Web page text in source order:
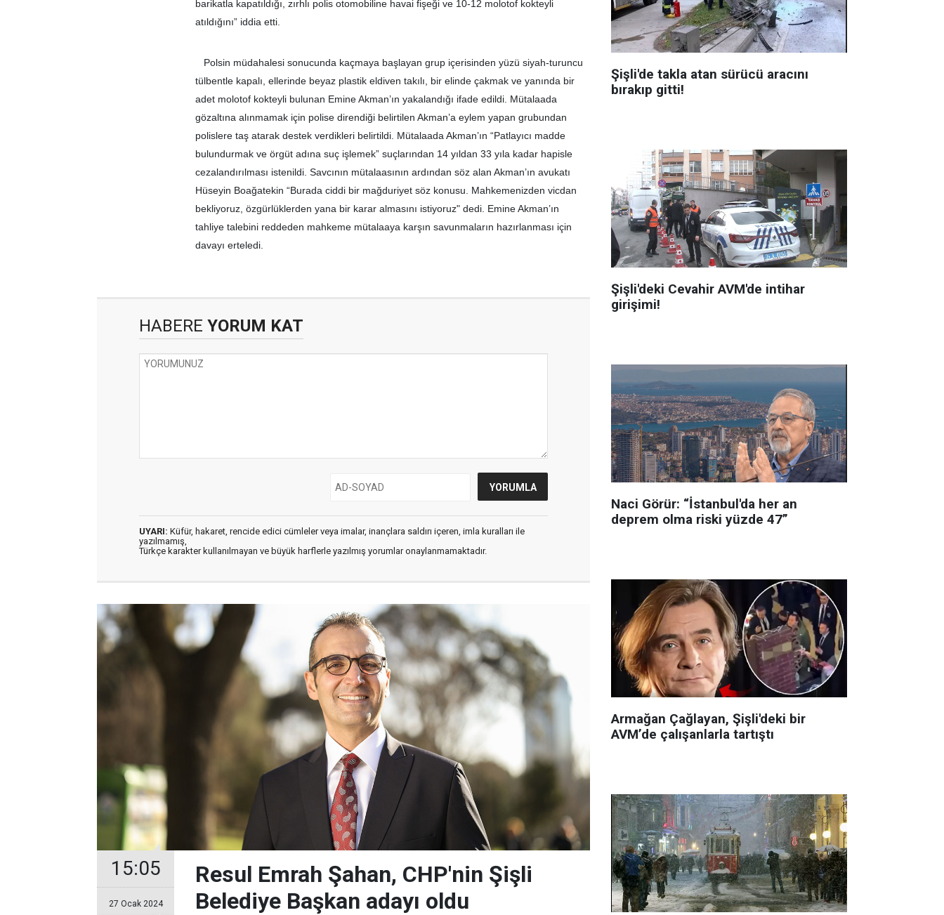
barikatla kapatıldığı, zırhlı polis otomobiline havai fişeği ve 10-12 molotof kokteyli
atıldığını” iddia etti.
Polsin müdahalesi sonucunda kaçmaya başlayan grup içerisinden yüzü siyah-turuncu
tülbentle kapalı, ellerinde beyaz plastik eldiven takılı, bir elinde çakmak ve yanında bir
adet molotof kokteyli bulunan Emine Akman’ın yakalandığı ifade edildi. Mütalaada
gözaltına alınmamak için polise direndiği belirtilen Akman’a eylem yapan grubundan
polislere taş atarak destek verdikleri belirtildi. Mütalaada Akman’ın “Patlayıcı madde
bulundurmak ve örgüt adına suç işlemek” suçlarından 14 yıldan 33 yıla kadar hapisle
cezalandırılması istenildi. Savcının mütalaasının ardından söz alan Akman’ın avukatı
Hüseyin Boağatekin “Burada ciddi bir mağduriyet söz konusu. Mahkemenizden vicdan
bekliyoruz, özgürlüklerden yana bir karar almasını istiyoruz" dedi. Emine Akman’ın
tahliye talebini reddeden mahkeme mütalaaya karşın savunmaların hazırlanması için
davayı erteledi.
HABERE YORUM KAT
UYARI: Küfür, hakaret, rencide edici cümleler veya imalar, inançlara saldırı içeren, imla kuralları ile
yazılmamış,
Türkçe karakter kullanılmayan ve büyük harflerle yazılmış yorumlar onaylanmamaktadır.
15:05
27 Ocak 2024
Resul Emrah Şahan, CHP'nin Şişli
Belediye Başkan adayı oldu
Şişli'de takla atan sürücü aracını
bırakıp gitti!
Şişli'deki Cevahir AVM'de intihar
girişimi!
Naci Görür: “İstanbul'da her an
deprem olma riski yüzde 47”
Armağan Çağlayan, Şişli'deki bir
AVM’de çalışanlarla tartıştı